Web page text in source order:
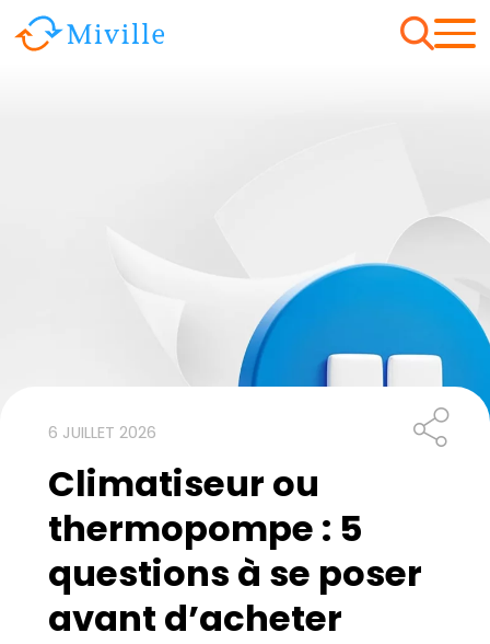
6 JUILLET 2026
Climatiseur ou
thermopompe : 5
questions à se poser
avant d’acheter